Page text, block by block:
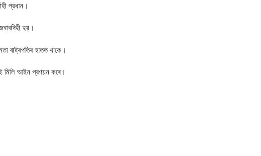
প্রধান।
হয়।
ৰাষ্ট্ৰপতিৰ হাতত থাকে।
আইন প্রণয়ন কৰে।